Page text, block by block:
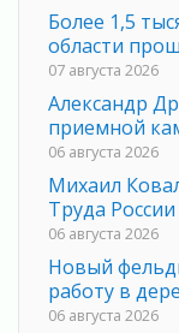
Более 1,5
области
07 августа 2026
Александр
приемной
06 августа 2026
Михаил
Труда России
06 августа 2026
Новый
работу в
06 августа 2026